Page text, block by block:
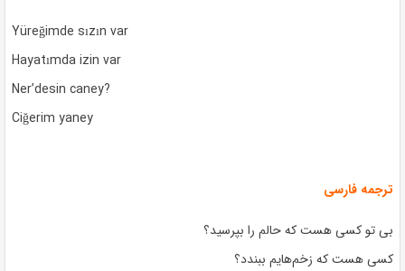
Yüreğimde sızın var
Hayatımda izin var
Ner’desin caney?
Ciğerim yaney
ترجمه فارسی
بی تو کسی هست که حالم را بپرسید؟
کسی هست که زخم‌هایم ببندد؟